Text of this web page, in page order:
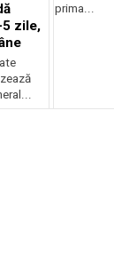
zile,
prima...